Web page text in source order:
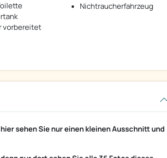
vorbereitet
Nichtraucherfahrzeug
sehen Sie nur einen kleinen Ausschnitt und